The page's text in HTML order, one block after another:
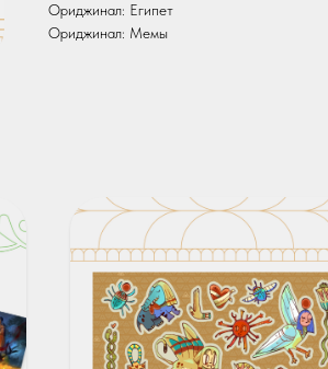
Ориджинал: Египет
Ориджинал: Мемы